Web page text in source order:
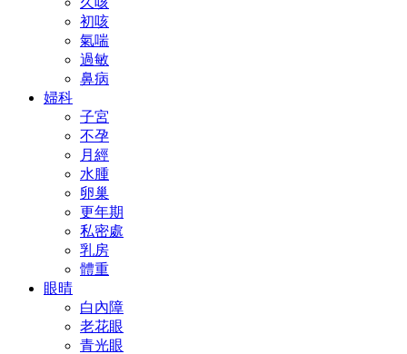
初咳
氣喘
過敏
鼻病
婦科
子宮
不孕
月經
水腫
卵巢
更年期
私密處
乳房
體重
眼晴
白內障
老花眼
青光眼